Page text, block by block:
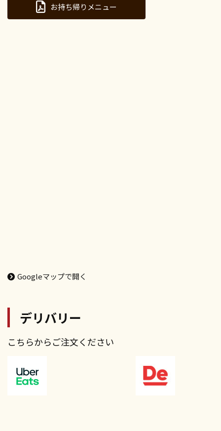
お持ち帰りメニュー
Googleマップで開く
デリバリー
こちらからご注文ください